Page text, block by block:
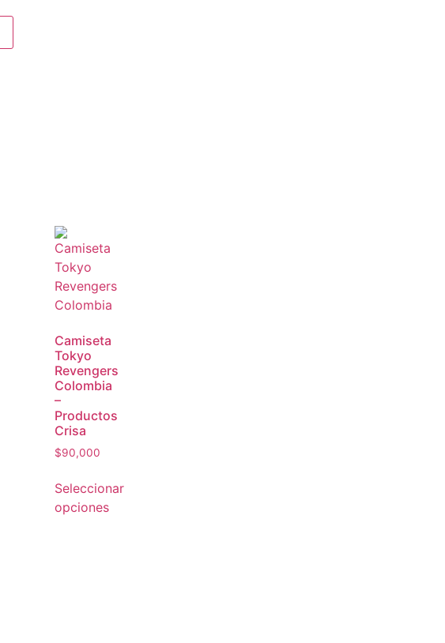
Camiseta
Tokyo
Revengers
Colombia
–
Productos
Crisa
$90,000
Seleccionar
opciones